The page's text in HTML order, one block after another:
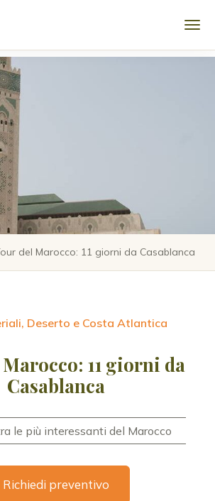
del Marocco: 11 giorni da Casablanca
Deserto e Costa Atlantica
11 giorni da
Casablanca
le più interessanti del Marocco
Richiedi preventivo